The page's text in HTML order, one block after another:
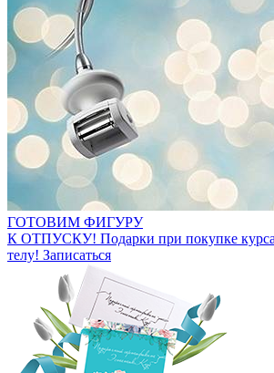
ГОТОВИМ ФИГУРУ
К ОТПУСКУ! Подарки при покупке
телу! Записаться